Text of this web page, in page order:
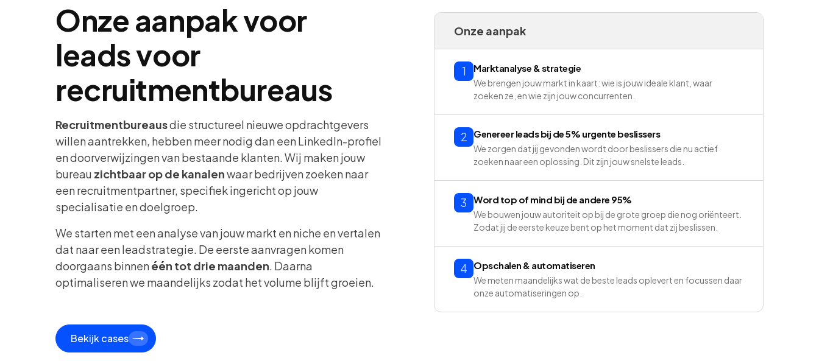
Onze aanpak voor
leads voor
recruitmentbureaus
Recruitmentbureausdie structureel nieuwe opdrachtgevers
willen aantrekken, hebben meer nodig dan een LinkedIn-profiel
en doorverwijzingen van bestaande klanten. Wij maken jouw
bureau zichtbaar op de kanalenwaar bedrijven zoeken naar
een recruitmentpartner, specifiek ingericht op jouw
specialisatie en doelgroep.
We starten met een analyse van jouw markt en niche en vertalen
dat naar een leadstrategie. De eerste aanvragen komen
doorgaans binnenéén tot drie maanden . Daarna
optimaliseren we maandelijks zodat het volume blijft groeien.
Bekijk cases
Onze aanpak
1 Marktanalyse & strategie
We brengen jouw markt in kaart: wie is jouw ideale klant, waar
zoeken ze, en wie zijn jouw concurrenten.
2 Genereer leads bij de 5% urgente beslissers
We zorgen dat jij gevonden wordt door beslissers die nu actief
zoeken naar een oplossing. Dit zijn jouw snelste leads.
3 Word top of mind bij de andere 95%
We bouwen jouw autoriteit op bij de grote groep die nog oriënteert.
Zodat jij de eerste keuze bent op het moment dat zij beslissen.
4 Opschalen & automatiseren
We meten maandelijks wat de beste leads oplevert en focussen daar
onze automatiseringen op.